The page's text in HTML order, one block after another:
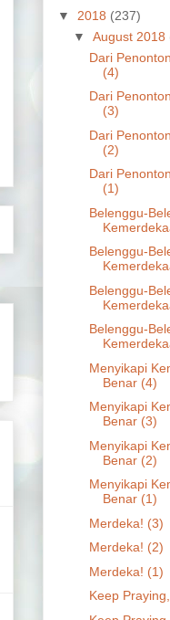
▼ 2018 (237)
▼ August 2018
Dari
(4)
Dari
(3)
Dari
(2)
Dari
(1)
Belenggu-
Belenggu-
Belenggu-
Belenggu-
Menyikapi
Benar (4)
Menyikapi
Benar (3)
Menyikapi
Benar (2)
Menyikapi
Benar (1)
Merdeka! (3)
Merdeka! (2)
Merdeka! (1)
Keep